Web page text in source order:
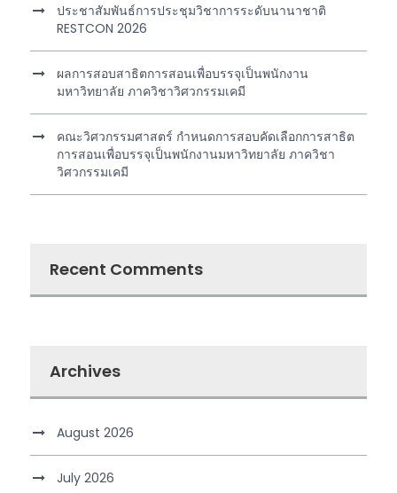
ประชาสัมพันธ์การประชุมวิชาการระดับนานาชาติ
RESTCON 2026
ผลการสอบสาธิตการสอนเพื่อบรรจุเป็นพนักงาน
มหาวิทยาลัย ภาควิชาวิศวกรรมเคมี
คณะวิศวกรรมศาสตร์ กำหนดการสอบคัดเลือกการสาธิต
การสอนเพื่อบรรจุเป็นพนักงานมหาวิทยาลัย ภาควิชา
วิศวกรรมเคมี
Recent Comments
Archives
August 2026
July 2026